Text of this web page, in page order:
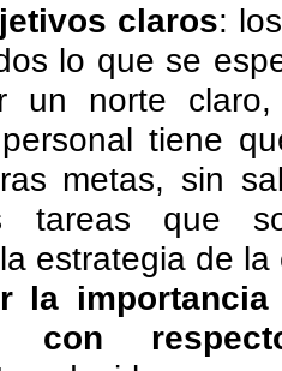
claros:
lo que se
un norte claro,
tiene
metas, sin
tareas que
estrategia de
la
con